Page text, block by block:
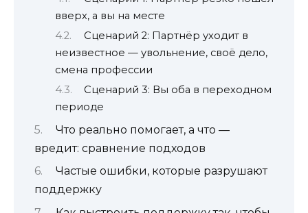
вверх, а вы на месте
Сценарий 2: Партнёр уходит в
неизвестное — увольнение, своё дело,
смена профессии
Сценарий 3: Вы оба в переходном
периоде
Что реально помогает, а что —
вредит: сравнение подходов
Частые ошибки, которые разрушают
поддержку